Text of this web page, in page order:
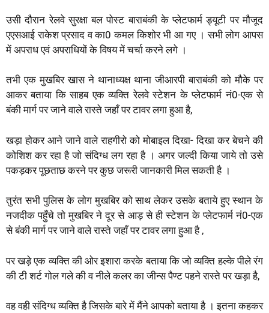
उसी दौरान रेलवे सुरक्षा बल पोस्ट बाराबंकी के प्लेटफार्म ड्यूटी पर मौजूद
एएसआई राकेश प्रसाद व का0 कमल किशोर भी आ गए । सभी लोग आपस
में अपराध एवं अपराधियों के विषय में चर्चा करने लगे ।
तभी एक मुखबिर खास ने थानाध्यक्ष थाना जीआरपी बाराबंकी को मौके पर
आकर बताया कि साहब एक व्यक्ति रेलवे स्टेशन के प्लेटफार्म नं0-एक से
बंकी मार्ग पर जाने वाले रास्ते जहाँ पर टावर लगा हुआ है,
खड़ा होकर आने जाने वाले राहगीरो को मोबाइल दिखा- दिखा कर बेचने की
कोशिश कर रहा है जो संदिग्ध लग रहा है । अगर जल्दी किया जाये तो उसे
पकड़कर पूछताछ करने पर कुछ जरूरी जानकारी मिल सकती है ।
तुरंत सभी पुलिस के लोग मुखबिर को साथ लेकर उसके बताये हुए स्थान के
नजदीक पहुँचे तो मुखबिर ने दूर से आड़ से ही स्टेशन के प्लेटफार्म नं0-एक
से बंकी मार्ग पर जाने वाले रास्ते जहाँ पर टावर लगा हुआ है ,
पर खड़े एक व्यक्ति की ओर इशारा करके बताया कि जो व्यक्ति हल्के पीले रंग
की टी शर्ट गोल गले की व नीले कलर का जीन्स पैण्ट पहने रास्ते पर खड़ा है,
वह वही संदिग्ध व्यक्ति है जिसके बारे में मैंने आपको बताया है । इतना कहकर